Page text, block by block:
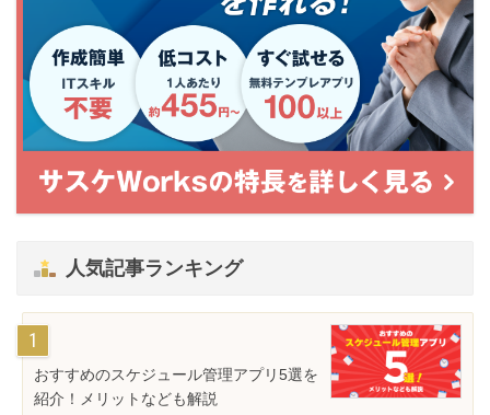
人気記事ランキング
おすすめのスケジュール管理アプリ5選を
紹介！メリットなども解説